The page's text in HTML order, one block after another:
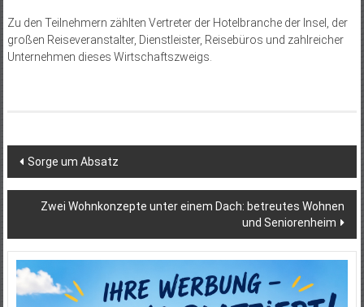
Zu den Teilnehmern zählten Vertreter der Hotelbranche der Insel, der
großen Reiseveranstalter, Dienstleister, Reisebüros und zahlreicher
Unternehmen dieses Wirtschaftszweigs.
Beitragsnavigation
Sorge um Absatz
Zwei Wohnkonzepte unter einem Dach: betreutes Wohnen
und Seniorenheim